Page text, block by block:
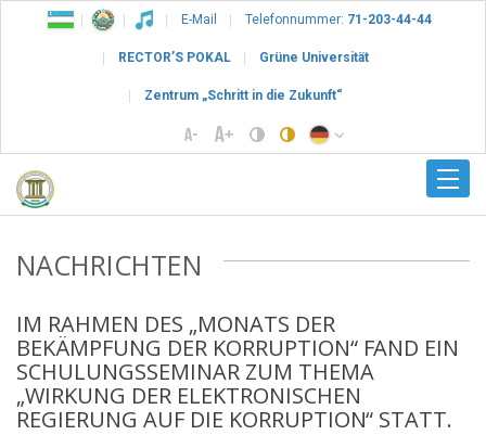
E-Mail Telefonnummer: 71-203-44-44
RECTOR’S POKAL Grüne Universität
Zentrum „Schritt in die Zukunft“
NACHRICHTEN
IM RAHMEN DES „MONATS DER
BEKÄMPFUNG DER KORRUPTION“ FAND EIN
SCHULUNGSSEMINAR ZUM THEMA
„WIRKUNG DER ELEKTRONISCHEN
REGIERUNG AUF DIE KORRUPTION“ STATT.